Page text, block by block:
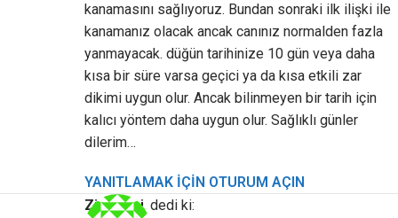
kanamasını sağlıyoruz. Bundan sonraki ilk ilişki ile
kanamanız olacak ancak canınız normalden fazla
yanmayacak. düğün tarihinize 10 gün veya daha
kısa bir süre varsa geçici ya da kısa etkili zar
dikimi uygun olur. Ancak bilinmeyen bir tarih için
kalıcı yöntem daha uygun olur. Sağlıklı günler
dilerim…
YANITLAMAK IÇIN OTURUM AÇIN
Ziyaretçi dedi ki: